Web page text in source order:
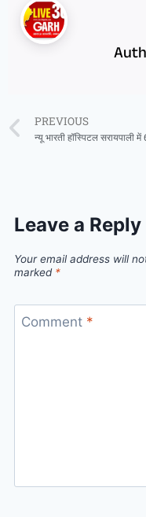
PREVIOUS
Leave a Reply
Your email address will
marked *
Comment *